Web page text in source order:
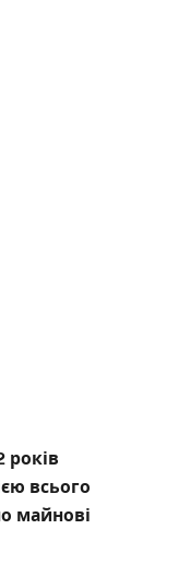
років
всього
майнові